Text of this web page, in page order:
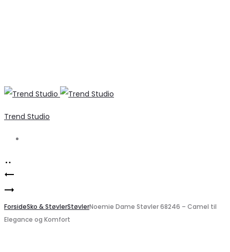
Trend Studio
Product
navigation
strik
fra
Marta
du
Château
ForsideSko & StøvlerStøvlerNoemie Dame Støvler 68246 – Camel til
Elegance og Komfort